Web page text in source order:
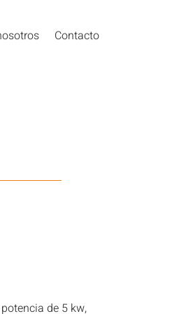
Contacto
de 5 kw,